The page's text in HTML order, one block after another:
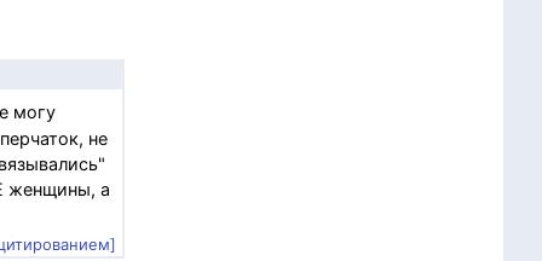
могу
не
женщины, а